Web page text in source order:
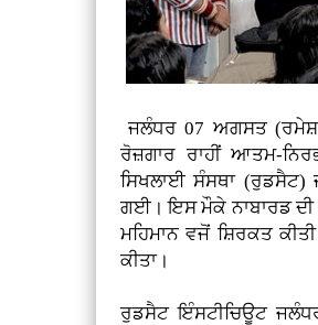
ਜਲੰਧਰ 07 ਅਗਸਤ
ਰੋਜ਼ਗਾਰ ਰਾਹੀਂ ਆਤਮ-
ਸਿਖਲਾਈ ਸੰਸਥਾ (ਰੁਡਸੈਟ)
ਗਈ। ਇਸ ਮੌਕੇ ਨਾਬਾਰਡ ਦੀ
ਮਹਿਮਾਨ ਵਜੋਂ ਸ਼ਿਰਕਤ
ਕੀਤਾ।
ਰੁਡਸੈਟ ਇੰਸਟੀਚਿਊਟ